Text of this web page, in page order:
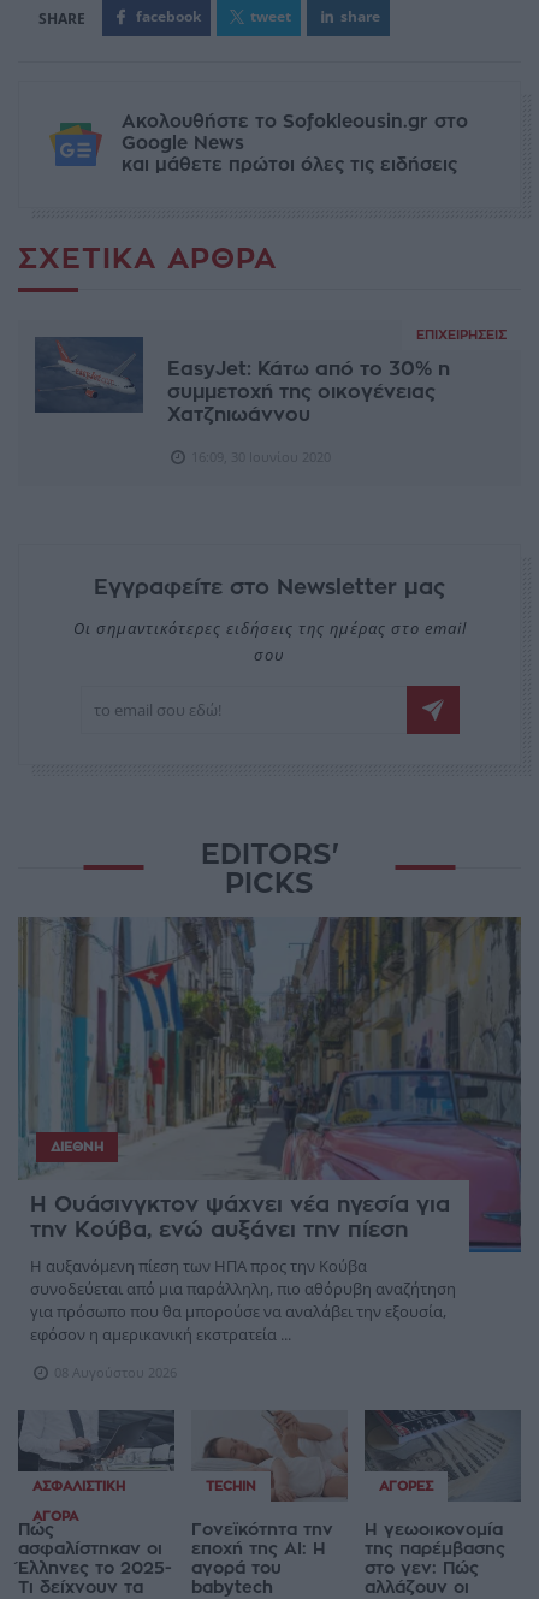
facebook tweet share
Ακολουθήστε το Sofokleousin.gr στο
Google News
και μάθετε πρώτοι όλες τις ειδήσεις
ΣΧΕΤΙΚΆ ΆΡΘΡΑ
ΕΠΙΧΕΙΡΉΣΕΙΣ
EasyJet: Κάτω από το 30% η
συμμετοχή της οικογένειας
Χατζηιωάννου
Εγγραφείτε στο Newsletter μας
Οι σημαντικότερες ειδήσεις της ημέρας στο email
σου
EDITORS'
PICKS
ΔΙΕΘΝΉ
Η Ουάσινγκτον ψάχνει νέα ηγεσία για
την Κούβα, ενώ αυξάνει την πίεση
Η αυξανόμενη πίεση των ΗΠΑ προς την Κούβα
συνοδεύεται από μια παράλληλη, πιο αθόρυβη αναζήτηση
για πρόσωπο που θα μπορούσε να αναλάβει την εξουσία,
εφόσον η αμερικανική εκστρατεία ...
08 Αυγούστου 2026
ΑΣΦΑΛΙΣΤΙΚΉ
ΑΓΟΡΆ
Πώς
ασφαλίστηκαν οι
Έλληνες το 2025-
Τι δείχνουν τα
TECHIN
Γονεϊκότητα την
εποχή της AI: Η
αγορά του
babytech
ΑΓΟΡΈΣ
Η γεωοικονομία
της παρέμβασης
στο γεν: Πώς
αλλάζουν οι